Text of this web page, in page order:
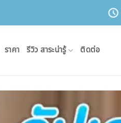
ราคา รีวิว สาระน่ารู้ ติดต่อ